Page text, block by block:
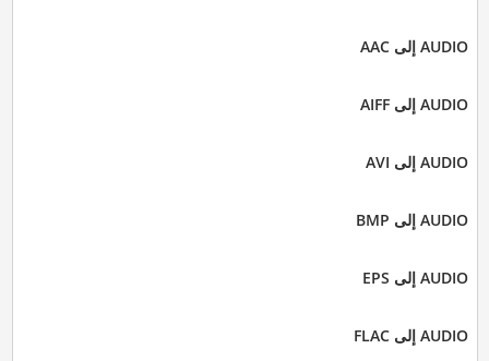
AUDIO إلى AAC
AUDIO إلى AIFF
AUDIO إلى AVI
AUDIO إلى BMP
AUDIO إلى EPS
AUDIO إلى FLAC